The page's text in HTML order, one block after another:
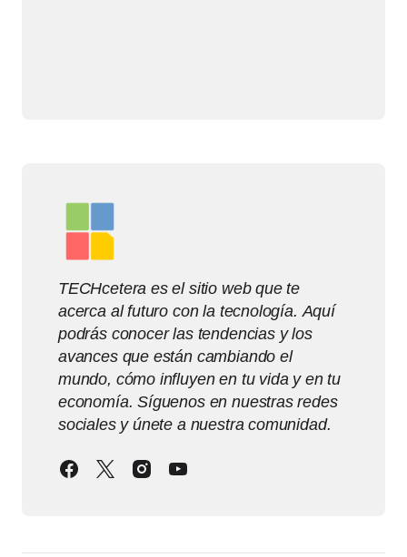
TECHcetera es el sitio web que te
acerca al futuro con la tecnología. Aquí
podrás conocer las tendencias y los
avances que están cambiando el
mundo, cómo influyen en tu vida y en tu
economía. Síguenos en nuestras redes
sociales y únete a nuestra comunidad.